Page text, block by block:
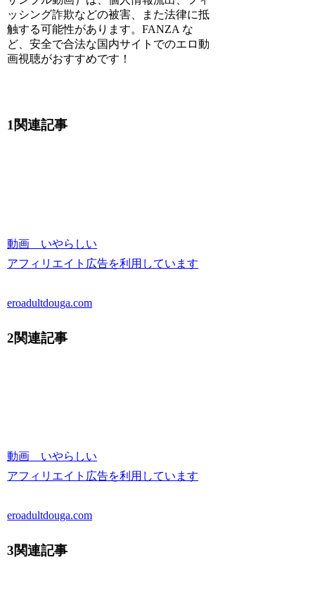
ッシング詐欺などの被害、また法律に抵
触する可能性があります。FANZA な
ど、安全で合法な国内サイトでのエロ動
画視聴がおすすめです！
1関連記事
動画 いやらしい
アフィリエイト広告を利用しています
eroadultdouga.com
2関連記事
動画 いやらしい
アフィリエイト広告を利用しています
eroadultdouga.com
3関連記事